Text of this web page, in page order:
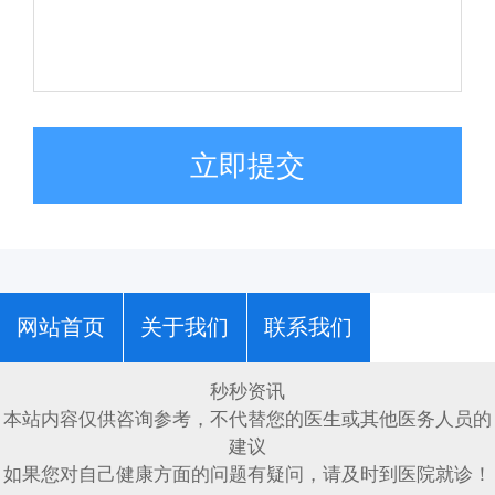
立即提交
网站首页 关于我们 联系我们
秒秒资讯
本站内容仅供咨询参考，不代替您的医生或其他医务人员的
建议
如果您对自己健康方面的问题有疑问，请及时到医院就诊！